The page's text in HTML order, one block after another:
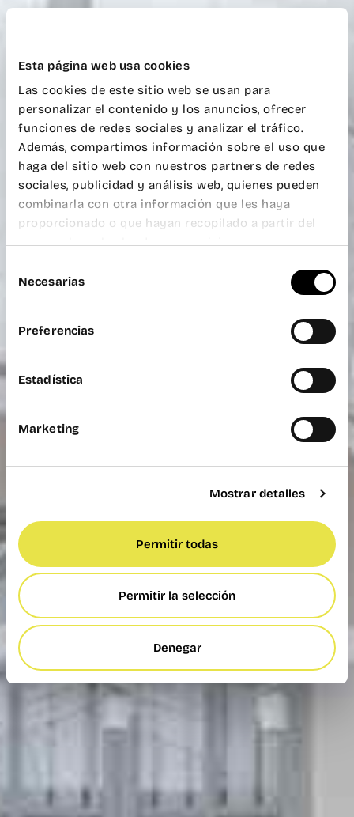
Esta página web usa cookies
Las cookies de este sitio web se usan para
personalizar el contenido y los anuncios, ofrecer
funciones de redes sociales y analizar el tráfico.
Además, compartimos información sobre el uso que
haga del sitio web con nuestros partners de redes
sociales, publicidad y análisis web, quienes pueden
combinarla con otra información que les haya
proporcionado o que hayan recopilado a partir del
uso que haya hecho de sus servicios.
deNecesarias
Preferencias
Estadística
Marketing
Mostrar detalles
Permitir todas
Permitir la selección
Denegar